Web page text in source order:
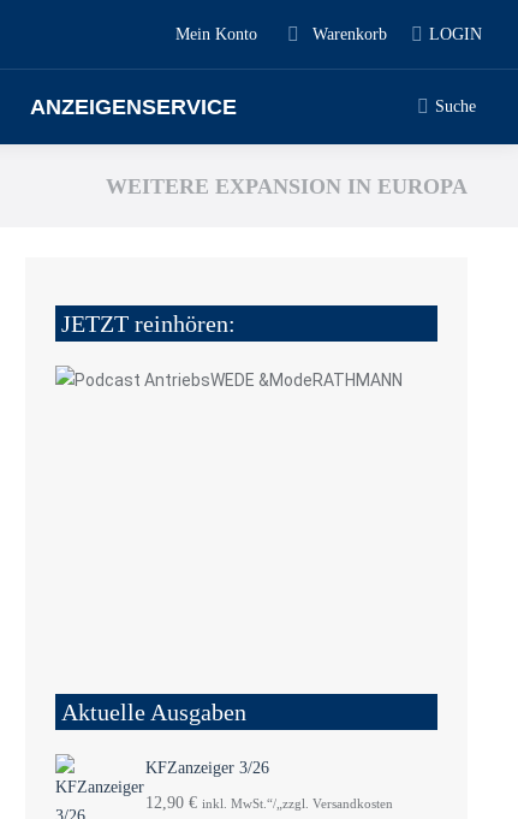
Mein Konto Warenkorb LOGIN
ANZEIGENSERVICE Suche
WEITERE EXPANSION IN EUROPA
JETZT reinhören:
Aktuelle Ausgaben
KFZanzeiger 3/26
12,90 € inkl. MwSt.“/„zzgl. Versandkosten